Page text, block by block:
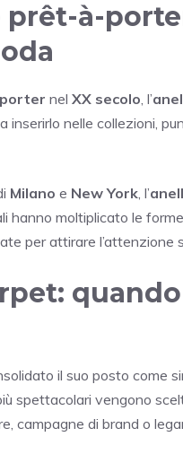
à-
nel XX secolo , l’
inserirlo nelle collezioni,
Milano e New York , l’
hanno moltiplicato le
per attirare l’attenzione
il suo posto come
spettacolari vengono
campagne di brand o